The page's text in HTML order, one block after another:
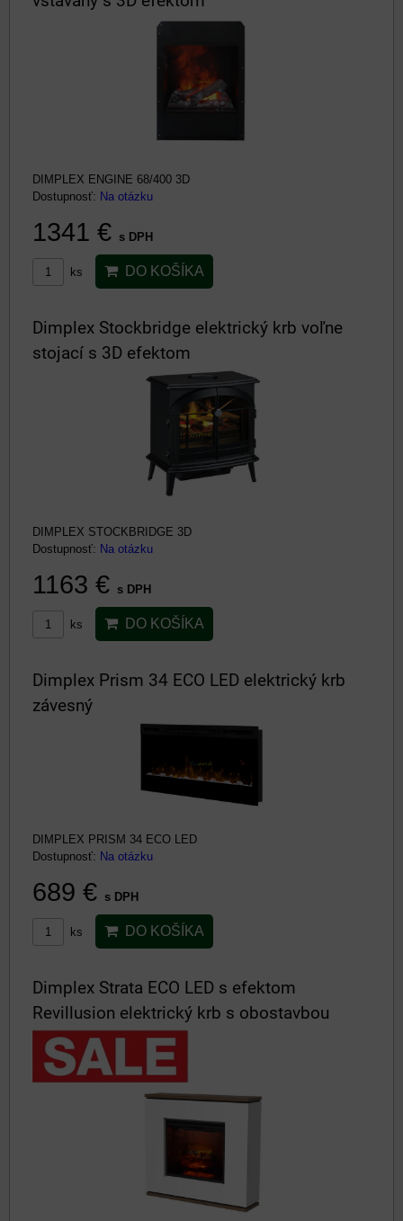
DIMPLEX ENGINE 68/400 3D
Dostupnosť: Na otázku
1341 € s DPH
ks DO KOŠÍKA
Dimplex Stockbridge elektrický krb voľne
stojací s 3D efektom
DIMPLEX STOCKBRIDGE 3D
Dostupnosť: Na otázku
1163 € s DPH
ks DO KOŠÍKA
Dimplex Prism 34 ECO LED elektrický krb
závesný
DIMPLEX PRISM 34 ECO LED
Dostupnosť: Na otázku
689 € s DPH
ks DO KOŠÍKA
Dimplex Strata ECO LED s efektom
Revillusion elektrický krb s obostavbou